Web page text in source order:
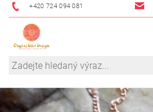
+420 724 094 081